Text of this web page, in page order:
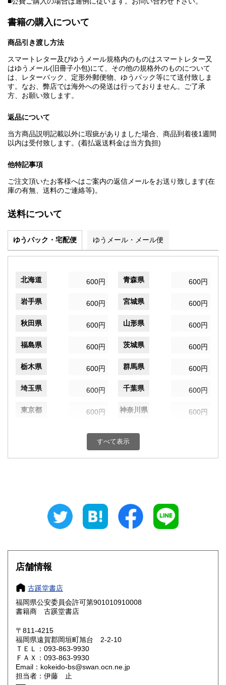
書籍の購入について
商品引き渡し方法
スマートレター及びゆうメール規格内のものはスマートレター又
はゆうメール(旧冊子小包)にて、その他の規格外のものについて
は、レターパック、定形外郵便物、ゆうパック等にて送付致しま
す。なお、弊店では海外への発送は行っておりません。ご了承
方、お願い致します。
返品について
当方商品説明記載以外に瑕疵がありました場合、商品到着後1週間
以内は受付致します。(着払返送料金は当方負担)
他特記事項
ご注文頂いたお客様へはご案内の返信メールをお送り致します(在
庫の有無、送料のご連絡等)。
送料について
ゆうパック・宅配便 ゆうメール・メール便
北海道 600円 青森県 600円
岩手県 600円 宮城県 600円
秋田県 600円 山形県 600円
福島県 600円 茨城県 600円
栃木県 600円 群馬県 600円
埼玉県 600円 千葉県 600円
東京都 600円 神奈川県 600円
600円 富山県
600円 三重県
大阪府
奈良県
鳥取県 600円 島根県
岡山県
山口県 600円
香川県 愛媛県
すべて表示
店舗情報
古蹊堂書店
福岡県公安委員会許可第901010910008
書籍商 古蹊堂書店
〒811-4215
福岡県遠賀郡岡垣町旭台 2-2-10
ＴＥＬ：093-863-9930
ＦＡＸ：093-863-9930
Email：kokeido-bs@swan.ocn.ne.jp
担当者：伊藤 止